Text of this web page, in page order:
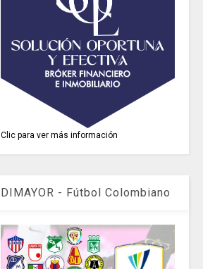
Clic para ver más información
DIMAYOR - Fútbol Colombiano